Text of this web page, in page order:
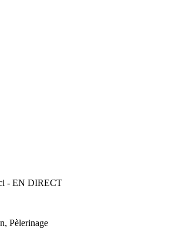
- EN DIRECT
Pèlerinage